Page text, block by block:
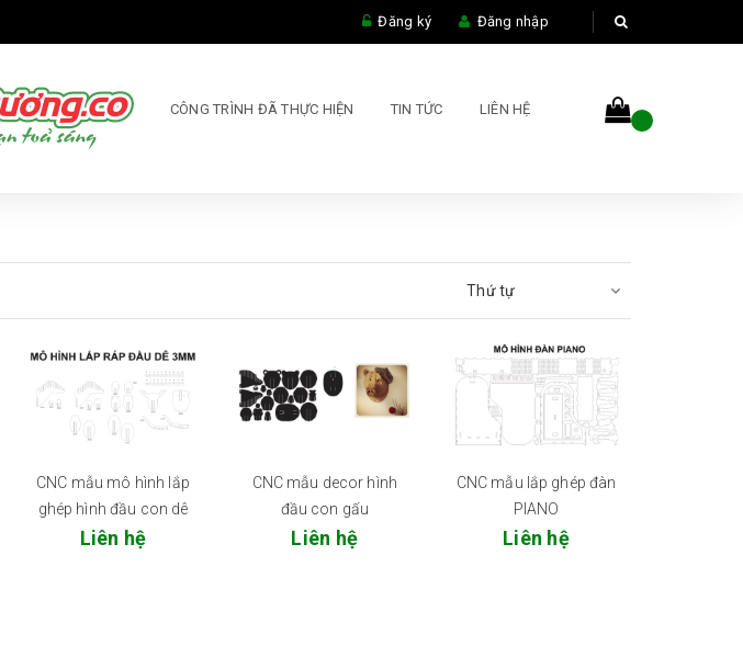
Đăng ký Đăng nhập
CÔNG TRÌNH ĐÃ THỰC HIỆN TIN TỨC LIÊN HỆ
Thứ tự
CNC mẫu mô hình lắp
ghép hình đầu con dê
Liên hệ
CNC mẫu decor hình
đầu con gấu
Liên hệ
CNC mẫu lắp ghép đàn
PIANO
Liên hệ